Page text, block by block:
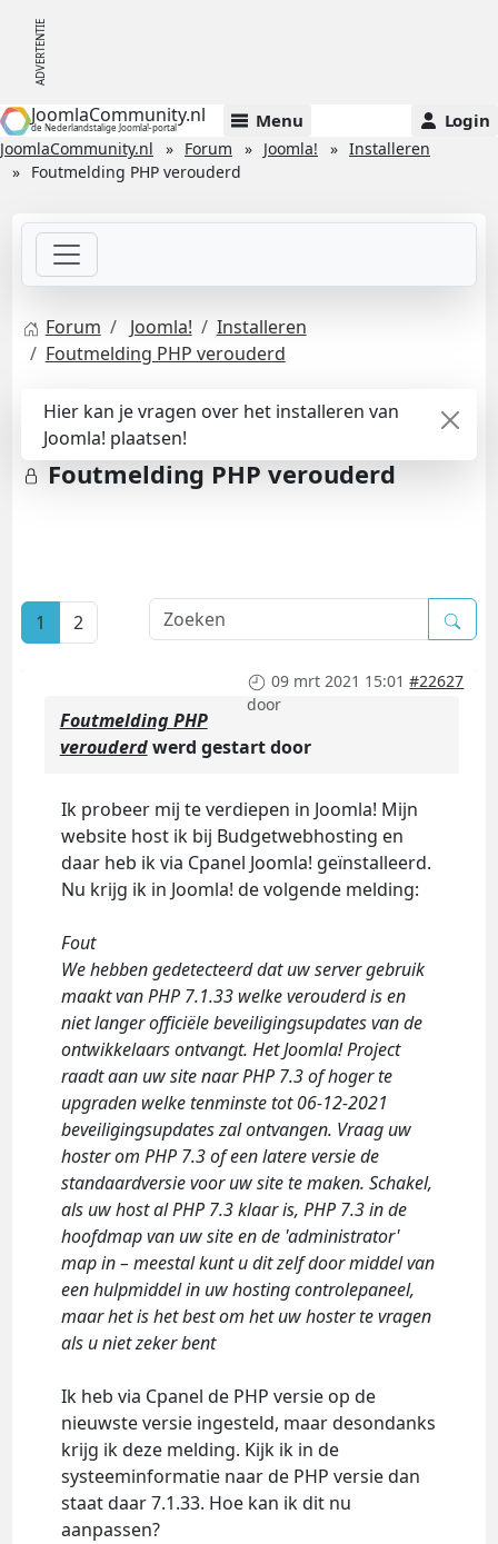
JoomlaCommunity.nl
de Nederlandstalige Joomla!-portal Menu Login
JoomlaCommunity.nl Forum Joomla!
Installeren
Foutmelding PHP verouderd
Forum Joomla!
Installeren
Foutmelding PHP verouderd
Hier kan je vragen over het installeren van
Joomla! plaatsen!
Foutmelding PHP verouderd
1 2
09 mrt 2021 15:01 #22627
door
Foutmelding PHP
verouderdwerd gestart door
Ik probeer mij te verdiepen in Joomla! Mijn
website host ik bij Budgetwebhosting en
daar heb ik via Cpanel Joomla! geïnstalleerd.
Nu krijg ik in Joomla! de volgende melding:
Fout
We hebben gedetecteerd dat uw server gebruik
maakt van PHP 7.1.33 welke verouderd is en
niet langer officiële beveiligingsupdates van de
ontwikkelaars ontvangt. Het Joomla! Project
raadt aan uw site naar PHP 7.3 of hoger te
upgraden welke tenminste tot 06-12-2021
beveiligingsupdates zal ontvangen. Vraag uw
hoster om PHP 7.3 of een latere versie de
standaardversie voor uw site te maken. Schakel,
als uw host al PHP 7.3 klaar is, PHP 7.3 in de
hoofdmap van uw site en de 'administrator'
map in – meestal kunt u dit zelf door middel van
een hulpmiddel in uw hosting controlepaneel,
maar het is het best om het uw hoster te vragen
als u niet zeker bent
Ik heb via Cpanel de PHP versie op de
nieuwste versie ingesteld, maar desondanks
krijg ik deze melding. Kijk ik in de
systeeminformatie naar de PHP versie dan
staat daar 7.1.33. Hoe kan ik dit nu
aanpassen?